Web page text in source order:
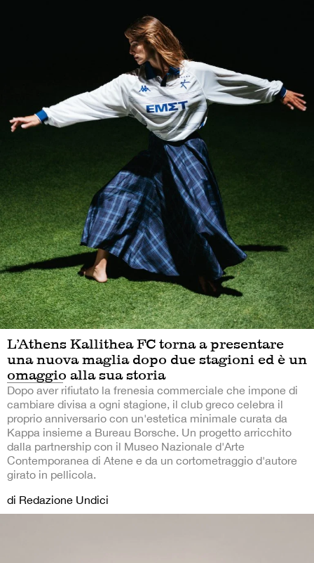
L’Athens Kallithea FC torna a presentare
una nuova maglia dopo due stagioni ed è un
omaggio alla sua storia
Dopo aver rifiutato la frenesia commerciale che impone di
cambiare divisa a ogni stagione, il club greco celebra il
proprio anniversario con un'estetica minimale curata da
Kappa insieme a Bureau Borsche. Un progetto arricchito
dalla partnership con il Museo Nazionale d'Arte
Contemporanea di Atene e da un cortometraggio d'autore
girato in pellicola.
di Redazione Undici